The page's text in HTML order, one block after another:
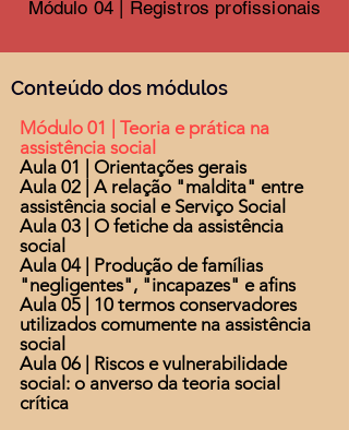
Módulo 04 | Registros profissionais
Conteúdo dos módulos
Módulo 01 | Teoria e prática na
assistência social
Aula 01 | Orientações gerais
Aula 02 | A relação "maldita" entre
assistência social e Serviço Social
Aula 03 | O fetiche da assistência
social
Aula 04 | Produção de famílias
"negligentes", "incapazes" e afins
Aula 05 | 10 termos conservadores
utilizados comumente na assistência
social
Aula 06 | Riscos e vulnerabilidade
social: o anverso da teoria social
crítica